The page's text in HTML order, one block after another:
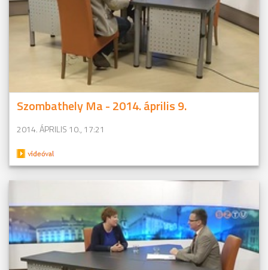
Szombathely Ma - 2014. április 9.
2014. ÁPRILIS 10., 17:21